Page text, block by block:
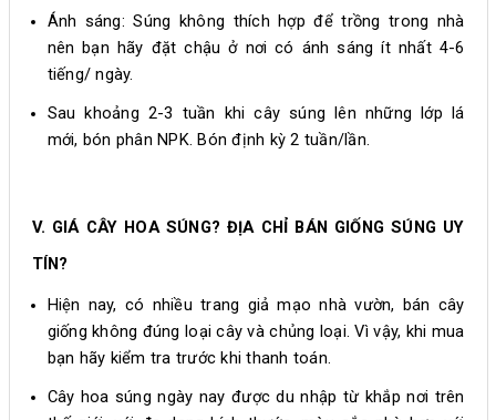
Ánh sáng: Súng không thích hợp để trồng trong nhà
nên bạn hãy đặt chậu ở nơi có ánh sáng ít nhất 4-6
tiếng/ ngày.
Sau khoảng 2-3 tuần khi cây súng lên những lớp lá
mới, bón phân NPK. Bón định kỳ 2 tuần/lần.
V. GIÁ CÂY HOA SÚNG? ĐỊA CHỈ BÁN GIỐNG SÚNG UY
TÍN?
Hiện nay, có nhiều trang giả mạo nhà vườn, bán cây
giống không đúng loại cây và chủng loại. Vì vậy, khi mua
bạn hãy kiểm tra trước khi thanh toán.
Cây hoa súng ngày nay được du nhập từ khắp nơi trên